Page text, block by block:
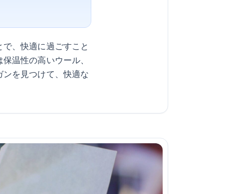
、快適に過ごすこと
温性の高いウール、
を見つけて、快適な